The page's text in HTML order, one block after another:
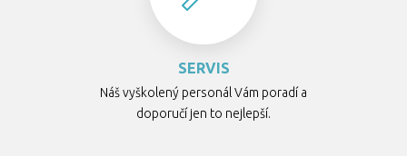
SERVIS
Náš vyškolený personál Vám poradí a
doporučí jen to nejlepší.